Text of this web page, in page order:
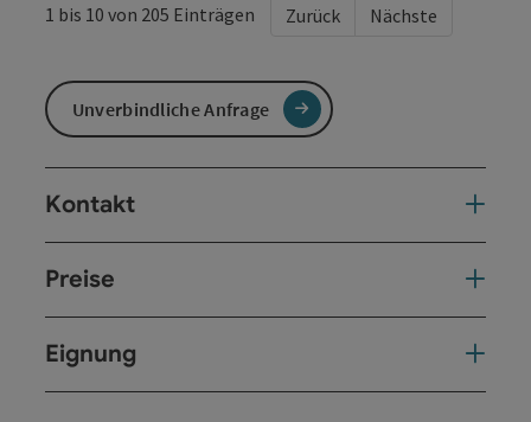
1 bis 10 von 205 Einträgen Zurück Nächste
Unverbindliche Anfrage
Kontakt
Preise
Eignung